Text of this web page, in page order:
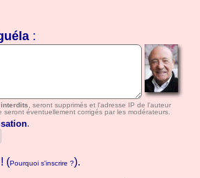
:
interdits , seront supprimés et l'adresse IP de l'auteur
éventuellement corrigés par les modérateurs.
.
(Pourquoi s'inscrire ?).